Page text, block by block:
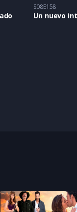
S08E158
Un nuevo